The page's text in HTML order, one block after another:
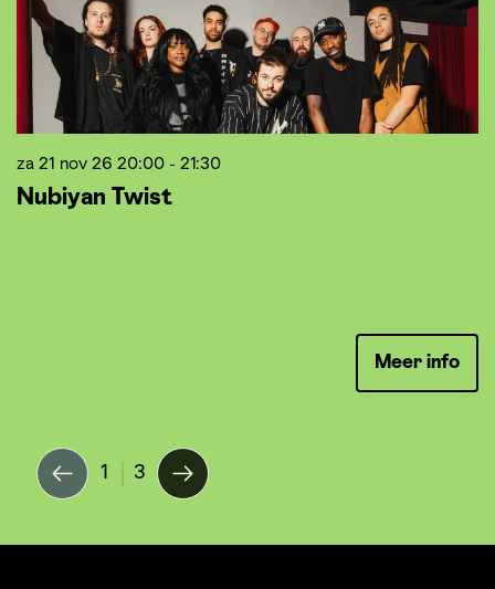
Nubiyan Twist
za 21 nov 26 20:00 - 21:30
Meer info
1 3